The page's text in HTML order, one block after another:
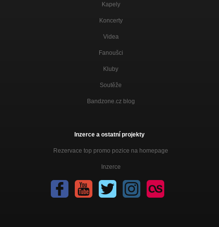
Kapely
Koncerty
Videa
Fanoušci
Kluby
Soutěže
Bandzone.cz blog
Inzerce a ostatní projekty
Rezervace top promo pozice na homepage
Inzerce